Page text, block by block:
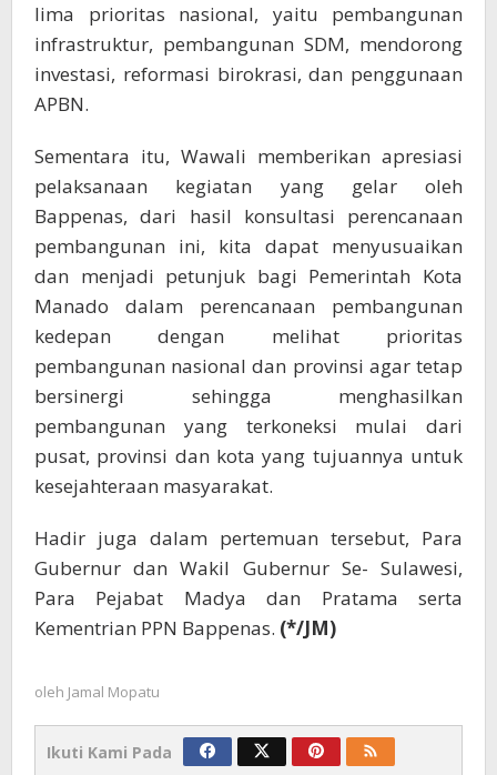
lima prioritas nasional, yaitu pembangunan
infrastruktur, pembangunan SDM, mendorong
investasi, reformasi birokrasi, dan penggunaan
APBN.
Sementara itu, Wawali memberikan apresiasi
pelaksanaan kegiatan yang gelar oleh
Bappenas, dari hasil konsultasi perencanaan
pembangunan ini, kita dapat menyusuaikan
dan menjadi petunjuk bagi Pemerintah Kota
Manado dalam perencanaan pembangunan
kedepan dengan melihat prioritas
pembangunan nasional dan provinsi agar tetap
bersinergi sehingga menghasilkan
pembangunan yang terkoneksi mulai dari
pusat, provinsi dan kota yang tujuannya untuk
kesejahteraan masyarakat.
Hadir juga dalam pertemuan tersebut, Para
Gubernur dan Wakil Gubernur Se- Sulawesi,
Para Pejabat Madya dan Pratama serta
Kementrian PPN Bappenas. (*/JM)
oleh Jamal Mopatu
Ikuti Kami Pada